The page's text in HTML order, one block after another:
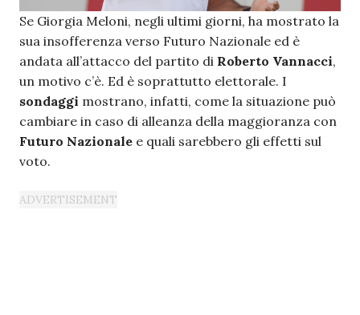
Se Giorgia Meloni, negli ultimi giorni, ha mostrato la
sua insofferenza verso Futuro Nazionale ed è
andata all’attacco del partito di Roberto Vannacci,
un motivo c’è. Ed è soprattutto elettorale. I
sondaggi mostrano, infatti, come la situazione può
cambiare in caso di alleanza della maggioranza con
Futuro Nazionale e quali sarebbero gli effetti sul
voto.